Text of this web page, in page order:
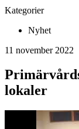
Kategorier
Nyhet
11 november 2022
lokaler